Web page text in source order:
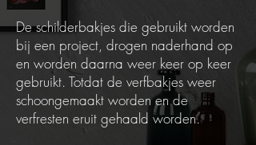
De schilderbakjes die gebruikt worden
bij een project, drogen naderhand op
en worden daarna weer keer op keer
gebruikt. Totdat de verfbakjes weer
schoongemaakt worden en de
verfresten eruit gehaald worden.